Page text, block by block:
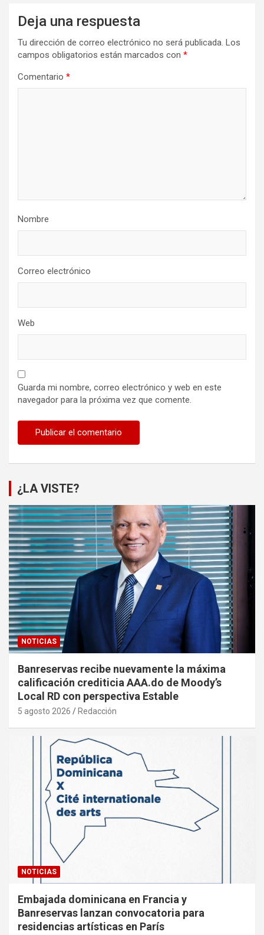
Deja una respuesta
Tu dirección de correo electrónico no será publicada. Los
campos obligatorios están marcados con *
Comentario *
Nombre
Correo electrónico
Web
Guarda mi nombre, correo electrónico y web en este
navegador para la próxima vez que comente.
¿LA VISTE?
NOTICIAS
Banreservas recibe nuevamente la máxima
calificación crediticia AAA.do de Moody’s
Local RD con perspectiva Estable
5 agosto 2026 Redacción
NOTICIAS
Embajada dominicana en Francia y
Banreservas lanzan convocatoria para
residencias artísticas en París